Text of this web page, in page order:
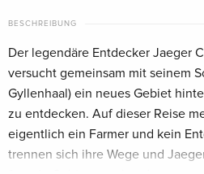
Englisch · UK Version
Blu-ray + DVD
Englisch · US Version
Standard Edition
Französisch
BESCHREIBUNG
Der legendäre Entdecker Jaeger
versucht gemeinsam mit seinem
Gyllenhaal) ein neues Gebiet
zu entdecken. Auf dieser Reise
eigentlich ein Farmer und kein
trennen sich ihre Wege und